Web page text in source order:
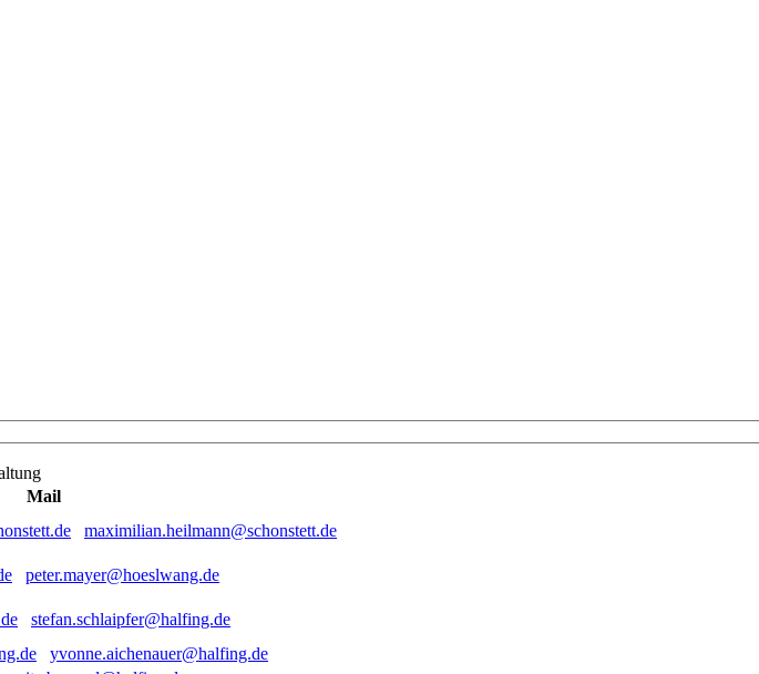
Mail
maximilian.heilmann@schonstett.de
peter.mayer@hoeslwang.de
stefan.schlaipfer@halfing.de
yvonne.aichenauer@halfing.de